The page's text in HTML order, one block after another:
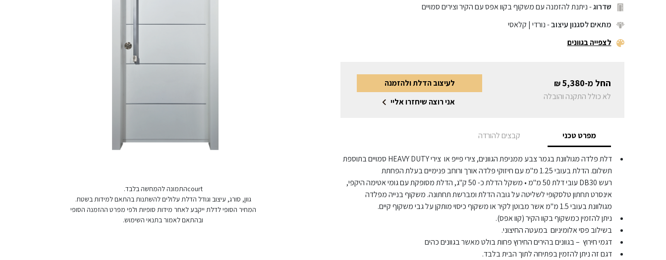
שדרוג- ניתנת להזמנה עם משקוף בקוו אפס עם הקיר וצירים סמויים
מתאים לסגנון עיצוב- נורדי | קלאסי
לצפייה בגוונים
החל מ- ₪5,380
לא כולל התקנה והובלה
לעיצוב הדלת ולהזמנה
אני רוצה שיחזרו אליי
מפרט טכני קבצים להורדה
דלת פלדה מגולוונת בגמר צבע ממניפת הגוונים, צירי פייפ או צירי HEAVY DUTY סמויים בתוספת
תשלום. הדלת בעובי 1.25 מ"מ עם חיזוקי פלדה אורך ורוחב פנימיים בעלת הפחתת
רעש DB30 עובי דלת 50 מ"מ • משקל הדלת כ- 50 ק"ג, הדלת מסופקת עם גומי אטימה היקפי,
אינסרט תחתון טלסקופי לשליטה על גובה הדלת ומברשת תחתונה. משקוף בנייה מפלדה
מגולוונת בעובי 1.5 מ"מ אשר מבוטן לקיר או משקוף כיסוי מותקן על גבי משקוף קיים.
ניתן להזמין כמשקוף בקוו הקיר (קוו אפס).
בשילוב פסי אלומיניום במעטה החיצוני.
דגמי חירוץ – בגוונים בהירים החירוץ פחות בולט מאשר בגוונים כהים
דגם זה ניתן להזמין בפתיחה לתוך הבית בלבד.
courtהתמונה להמחשה בלבד.
גוון, סורג, עיצוב וגודל הדלת עלולים להשתנות בהתאם למידות בשטח.
המחיר הסופי לדלת ייקבע לאחר מידות סופיות ולפי מפרט ההזמנה הסופי
ובהתאם לאמור בתנאי השימוש.